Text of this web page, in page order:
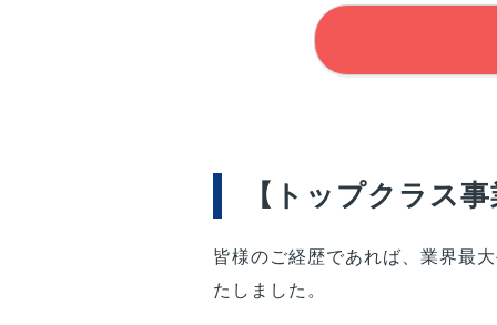
【トップクラス
皆様のご経歴であれば、業界最
たしました。